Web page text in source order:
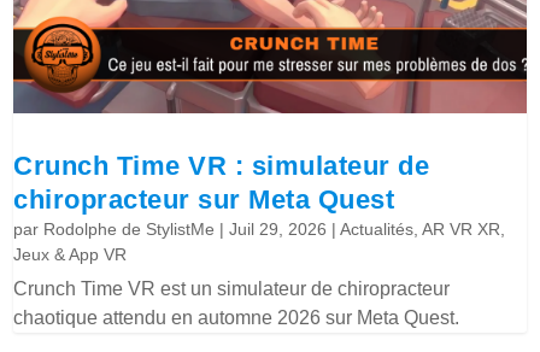
Crunch Time VR : simulateur de
chiropracteur sur Meta Quest
par Rodolphe de StylistMe |Juil 29, 2026 |Actualités ,AR VR XR
Jeux & App VR
Crunch Time VR est un simulateur de chiropracteur
chaotique attendu en automne 2026 sur Meta Quest.